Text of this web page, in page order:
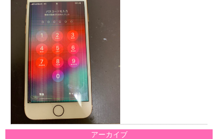
アーカイブ